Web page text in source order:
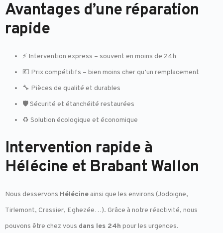
Avantages d’une réparation
rapide
⚡ Intervention express – souvent en moins de 24h
💶 Prix compétitifs – bien moins cher qu’un remplacement
🔧 Pièces de qualité et durables
🛡️ Sécurité et étanchéité restaurées
♻️ Solution écologique et économique
Intervention rapide à
Hélécine et Brabant Wallon
Nous desservons Hélécine ainsi que les environs (Jodoigne,
Tirlemont, Crassier, Eghezée…). Grâce à notre réactivité, nous
pouvons être chez vous dans les 24h pour les urgences.